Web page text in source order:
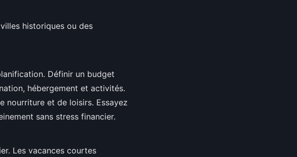
historiques ou des
Définir un budget
hébergement et activités.
nourriture et de loisirs. Essayez
sans stress financier.
Les vacances courtes